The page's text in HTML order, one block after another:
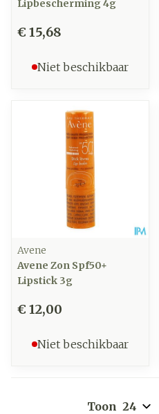
Lipbescherming 4g
€ 15,68
Niet beschikbaar
Avene
Avene Zon Spf50+
Lipstick 3g
€ 12,00
Niet beschikbaar
Toon